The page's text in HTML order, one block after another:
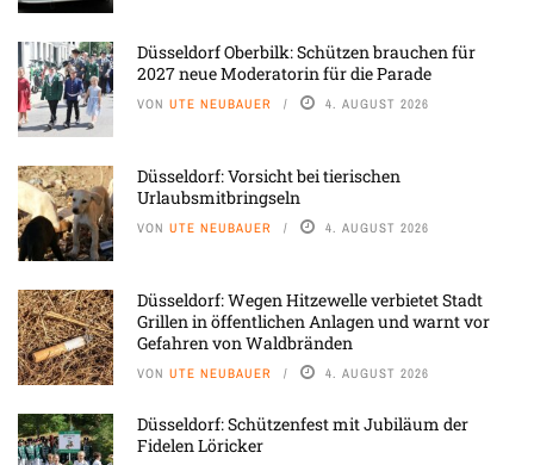
Düsseldorf Oberbilk: Schützen brauchen für
2027 neue Moderatorin für die Parade
VON UTE NEUBAUER 4. AUGUST 2026
Düsseldorf: Vorsicht bei tierischen
Urlaubsmitbringseln
VON UTE NEUBAUER 4. AUGUST 2026
Düsseldorf: Wegen Hitzewelle verbietet Stadt
Grillen in öffentlichen Anlagen und warnt vor
Gefahren von Waldbränden
VON UTE NEUBAUER 4. AUGUST 2026
Düsseldorf: Schützenfest mit Jubiläum der
Fidelen Löricker